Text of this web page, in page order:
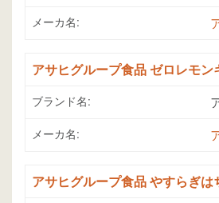
メーカ名:
アサヒグループ食品 ゼロレモン
ブランド名:
メーカ名:
アサヒグループ食品 やすらぎ